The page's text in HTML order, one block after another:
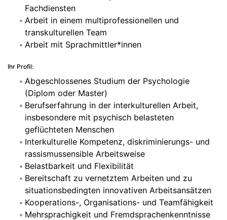
Fachdiensten
Arbeit in einem multiprofessionellen und
transkulturellen Team
Arbeit mit Sprachmittler*innen
Ihr Profil:
Abgeschlossenes Studium der Psychologie
(Diplom oder Master)
Berufserfahrung in der interkulturellen Arbeit,
insbesondere mit psychisch belasteten
geflüchteten Menschen
Interkulturelle Kompetenz, diskriminierungs- und
rassismussensible Arbeitsweise
Belastbarkeit und Flexibilität
Bereitschaft zu vernetztem Arbeiten und zu
situationsbedingten innovativen Arbeitsansätzen
Kooperations-, Organisations- und Teamfähigkeit
Mehrsprachigkeit und Fremdsprachenkenntnisse